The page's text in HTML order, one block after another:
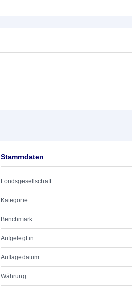
Stammdaten
Fondsgesellschaft
Kategorie
Benchmark
Aufgelegt in
Auflagedatum
Währung